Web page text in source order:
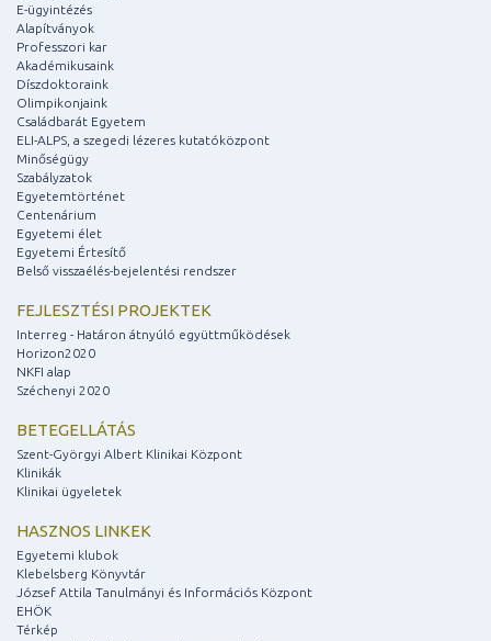
E-ügyintézés
Alapítványok
Professzori kar
Akadémikusaink
Díszdoktoraink
Olimpikonjaink
Családbarát Egyetem
ELI-ALPS, a szegedi lézeres kutatóközpont
Minőségügy
Szabályzatok
Egyetemtörténet
Centenárium
Egyetemi élet
Egyetemi Értesítő
Belső visszaélés-bejelentési rendszer
FEJLESZTÉSI PROJEKTEK
Interreg - Határon átnyúló együttműködések
Horizon2020
NKFI alap
Széchenyi 2020
BETEGELLÁTÁS
Szent-Györgyi Albert Klinikai Központ
Klinikák
Klinikai ügyeletek
HASZNOS LINKEK
Egyetemi klubok
Klebelsberg Könyvtár
József Attila Tanulmányi és Információs Központ
EHÖK
Térkép